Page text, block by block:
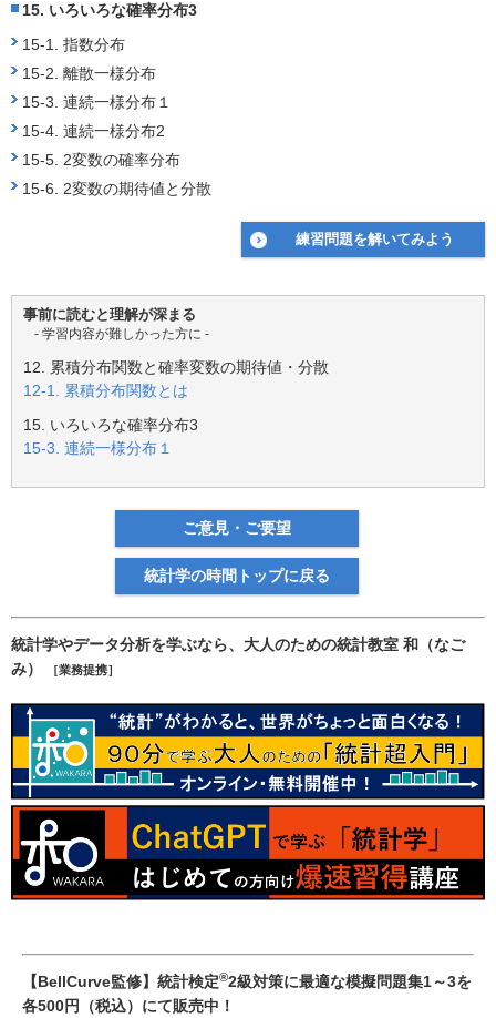
15. いろいろな確率分布3
15-1. 指数分布
15-2. 離散一様分布
15-3. 連続一様分布１
15-4. 連続一様分布2
15-5. 2変数の確率分布
15-6. 2変数の期待値と分散
練習問題を解いてみよう
事前に読むと理解が深まる
- 学習内容が難しかった方に -
12. 累積分布関数と確率変数の期待値・分散
12-1. 累積分布関数とは
15. いろいろな確率分布3
15-3. 連続一様分布１
ご意見・ご要望
統計学の時間トップに戻る
統計学やデータ分析を学ぶなら、大人のための統計教室 和（なご
み）
［業務提携］
【BellCurve監修】統計検定®2級対策に最適な模擬問題集1～3を
各500円（税込）にて販売中！